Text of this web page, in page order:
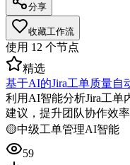
分享
收藏工作流
使用 12 个节点
精选
基于AI的Jira工单质量自
利用AI智能分析Jira工单
建议，提升团队协作效
🟡中级工单管理AI智能
59